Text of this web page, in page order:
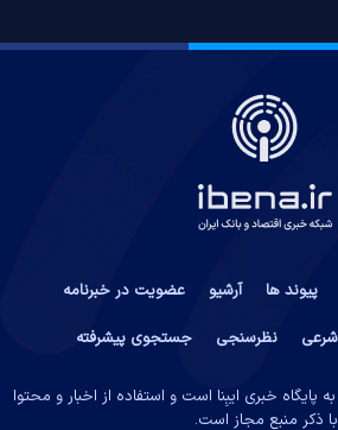
پیوند ها آرشیو
عضویت در خبرنامه
نظرسنجی جستجوی پیشرفته
پایگاه خبری ایبِنا است و استفاده از اخبار و محتوا
با ذکر منبع مجاز است.